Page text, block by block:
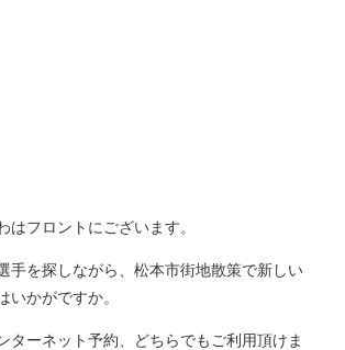
はフロントにございます。
手を探しながら、松本市街地散策で新しい
いかがですか。
ターネット予約、どちらでもご利用頂けま